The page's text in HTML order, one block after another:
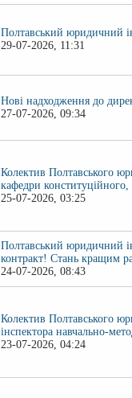
Полтавський юридичний
29-07-2026, 11:31
Нові надходження до
27-07-2026, 09:34
Колектив Полтавського
кафедри конституційного,
25-07-2026, 03:25
Полтавський юридичний
контракт! Стань кращим
24-07-2026, 08:43
Колектив Полтавського
інспектора навчально-
23-07-2026, 04:24